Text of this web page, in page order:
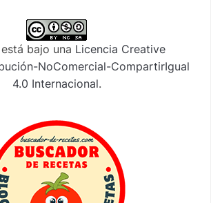
bajo una Licencia Creative
NoComercial-CompartirIgual
4.0 Internacional.